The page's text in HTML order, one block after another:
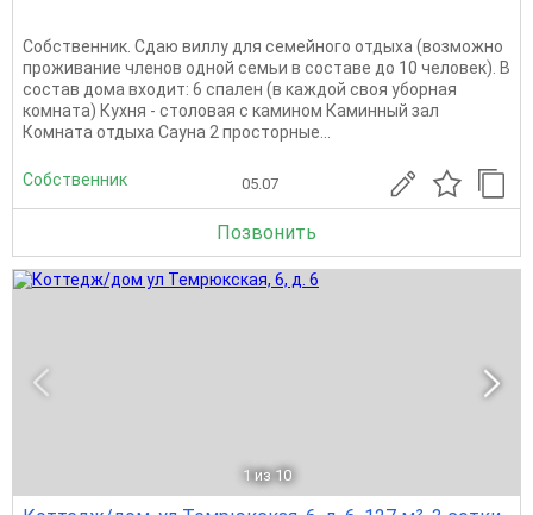
Собственник. Сдаю виллу для семейного отдыха (возможно
проживание членов одной семьи в составе до 10 человек). В
состав дома входит: 6 спален (в каждой своя уборная
комната) Кухня - столовая с камином Каминный зал
Комната отдыха Сауна 2 просторные...
Собственник 05.07
Позвонить
1 из 10